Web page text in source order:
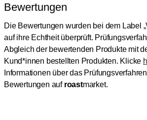
Bewertungen
Die Bewertungen wurden bei dem Label
auf ihre Echtheit überprüft.
Abgleich der bewertenden Produkte mit
Kund*innen bestellten Produkten. Klicke
Informationen über das
Bewertungen auf roastmarket.